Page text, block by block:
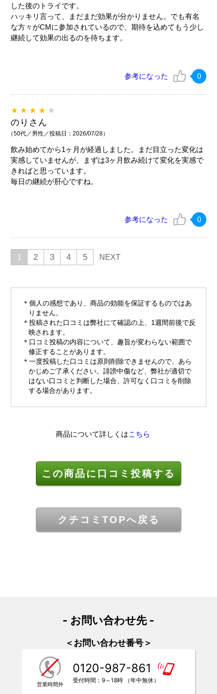
した後のトライです。
ハッキリ言って、まだまだ効果が分かりません。でも有名
な方々がCMに参加されているので、期待を込めてもう少し
継続して効果の出るのを待ちます。
参考になった 0
★★★★ ★
のりさん
（50代／男性／投稿日：2026/07/28）
飲み始めてから1ヶ月が経過しました。まだ目立った変化は
実感していませんが、まずは3ヶ月飲み続けて変化を実感で
きればと思っています。
毎日の継続が肝心ですね。
参考になった 0
1 2 3 4 5 NEXT
個人の感想であり、商品の効能を保証するものではあ
りません。
投稿された口コミは弊社にて確認の上、1週間前後で反
映されます。
口コミ投稿の内容について、趣旨が変わらない範囲で
修正することがあります。
一度投稿した口コミは原則削除できませんので、あら
かじめご了承ください。誹謗中傷など、弊社が適切で
はない口コミと判断した場合、許可なく口コミを削除
する場合があります。
商品について詳しくはこちら
この商品に口コミ投稿する
クチコミTOPへ戻る
- お問い合わせ先 -
＜お問い合わせ番号＞
0120-987-861
受付時間：9～18時 （年中無休）